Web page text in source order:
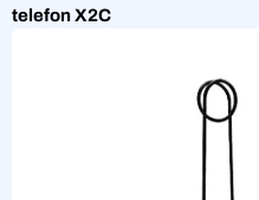
telefon X2C